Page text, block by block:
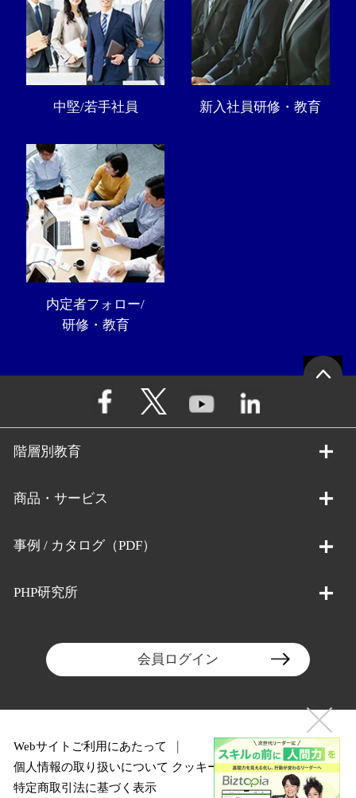
中堅/若手社員 新入社員研修・教育
内定者フォロー/
研修・教育
階層別教育
商品・サービス
事例 / カタログ（PDF）
PHP研究所
会員ログイン
Webサイトご利用にあたって
個人情報の取り扱いについて クッキーポリシー
特定商取引法に基づく表示